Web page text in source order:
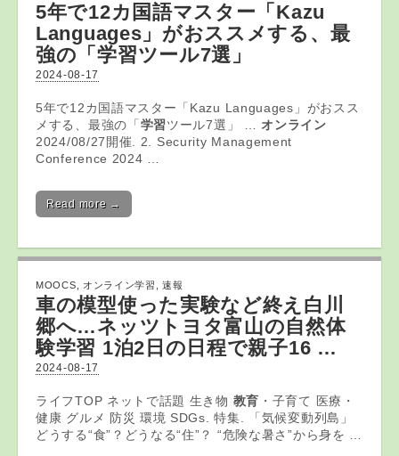
5年で12カ国語マスター「Kazu
Languages」がおススメする、最
強の「学習ツール7選」
2024-08-17
5年で12カ国語マスター「Kazu Languages」がおスス
メする、最強の「 学習ツール7選」 … オンライン
2024/08/27開催. 2. Security Management
Conference 2024 …
Read more →
MOOCS オンライン学習 ,速報
車の模型使った実験など終え白川
郷へ…ネッツトヨタ富山の自然体
験学習 1泊2日の日程で親子16 …
2024-08-17
ライフTOP ネットで話題 生き物 教育 ・子育て 医療・
健康 グルメ 防災 環境 SDGs. 特集. 「気候変動列島」
どうする“食”？どうなる“住”？ “危険な暑さ”から身を …